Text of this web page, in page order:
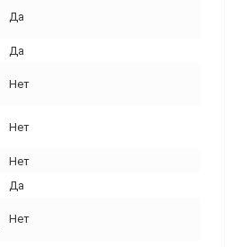
Да
Да
Нет
Нет
Нет
Да
Нет